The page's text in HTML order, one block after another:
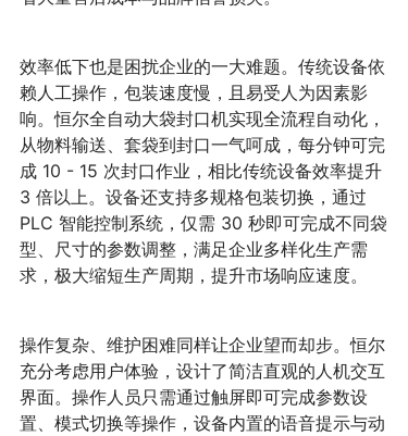
效率低下也是困扰企业的一大难题。传统设备依
赖人工操作，包装速度慢，且易受人为因素影
响。恒尔全自动大袋封口机实现全流程自动化，
从物料输送、套袋到封口一气呵成，每分钟可完
成 10 - 15 次封口作业，相比传统设备效率提升
3 倍以上。设备还支持多规格包装切换，通过
PLC 智能控制系统，仅需 30 秒即可完成不同袋
型、尺寸的参数调整，满足企业多样化生产需
求，极大缩短生产周期，提升市场响应速度。
操作复杂、维护困难同样让企业望而却步。恒尔
充分考虑用户体验，设计了简洁直观的人机交互
界面。操作人员只需通过触屏即可完成参数设
置、模式切换等操作，设备内置的语音提示与动